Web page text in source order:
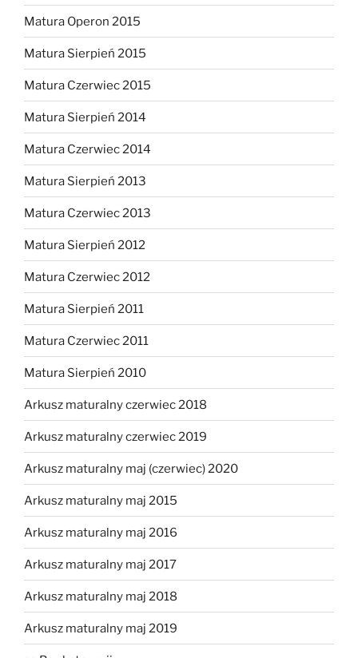
Matura Operon 2015
Matura Sierpień 2015
Matura Czerwiec 2015
Matura Sierpień 2014
Matura Czerwiec 2014
Matura Sierpień 2013
Matura Czerwiec 2013
Matura Sierpień 2012
Matura Czerwiec 2012
Matura Sierpień 2011
Matura Czerwiec 2011
Matura Sierpień 2010
Arkusz maturalny czerwiec 2018
Arkusz maturalny czerwiec 2019
Arkusz maturalny maj (czerwiec) 2020
Arkusz maturalny maj 2015
Arkusz maturalny maj 2016
Arkusz maturalny maj 2017
Arkusz maturalny maj 2018
Arkusz maturalny maj 2019